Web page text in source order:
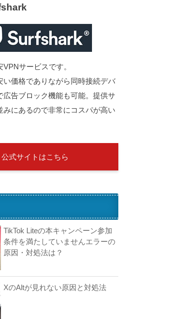
サービスです。
い価格でありながら同時接続デバ
広告ブロック機能も可能。提供サ
みにあるので非常にコスパが高い
公式サイトはこちら
TikTok Liteの本キャンペーン参加
条件を満たしていませんエラーの
原因・対処法は？
XのAltが見れない原因と対処法